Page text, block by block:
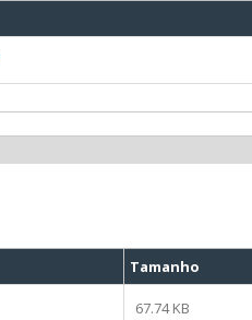
Tamanho
67.74 KB